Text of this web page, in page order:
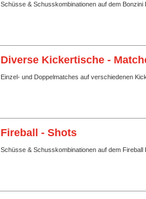
Schüsse & Schusskombinationen auf dem Bonzini
Diverse Kickertische -
Einzel- und Doppelmatches auf verschiedenen
Fireball - Shots
Schüsse & Schusskombinationen auf dem Fireball